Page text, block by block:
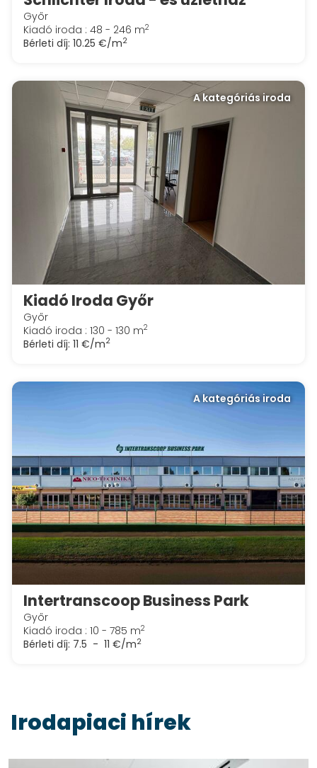
Győr
Kiadó iroda : 48 - 246 m2
Bérleti díj: 10.25 €/m2
A kategóriás iroda
Kiadó Iroda Győr
Győr
Kiadó iroda : 130 - 130 m2
Bérleti díj: 11 €/m2
A kategóriás iroda
Intertranscoop Business Park
Győr
Kiadó iroda : 10 - 785 m2
Bérleti díj: 7.5 - 11 €/m2
Irodapiaci hírek